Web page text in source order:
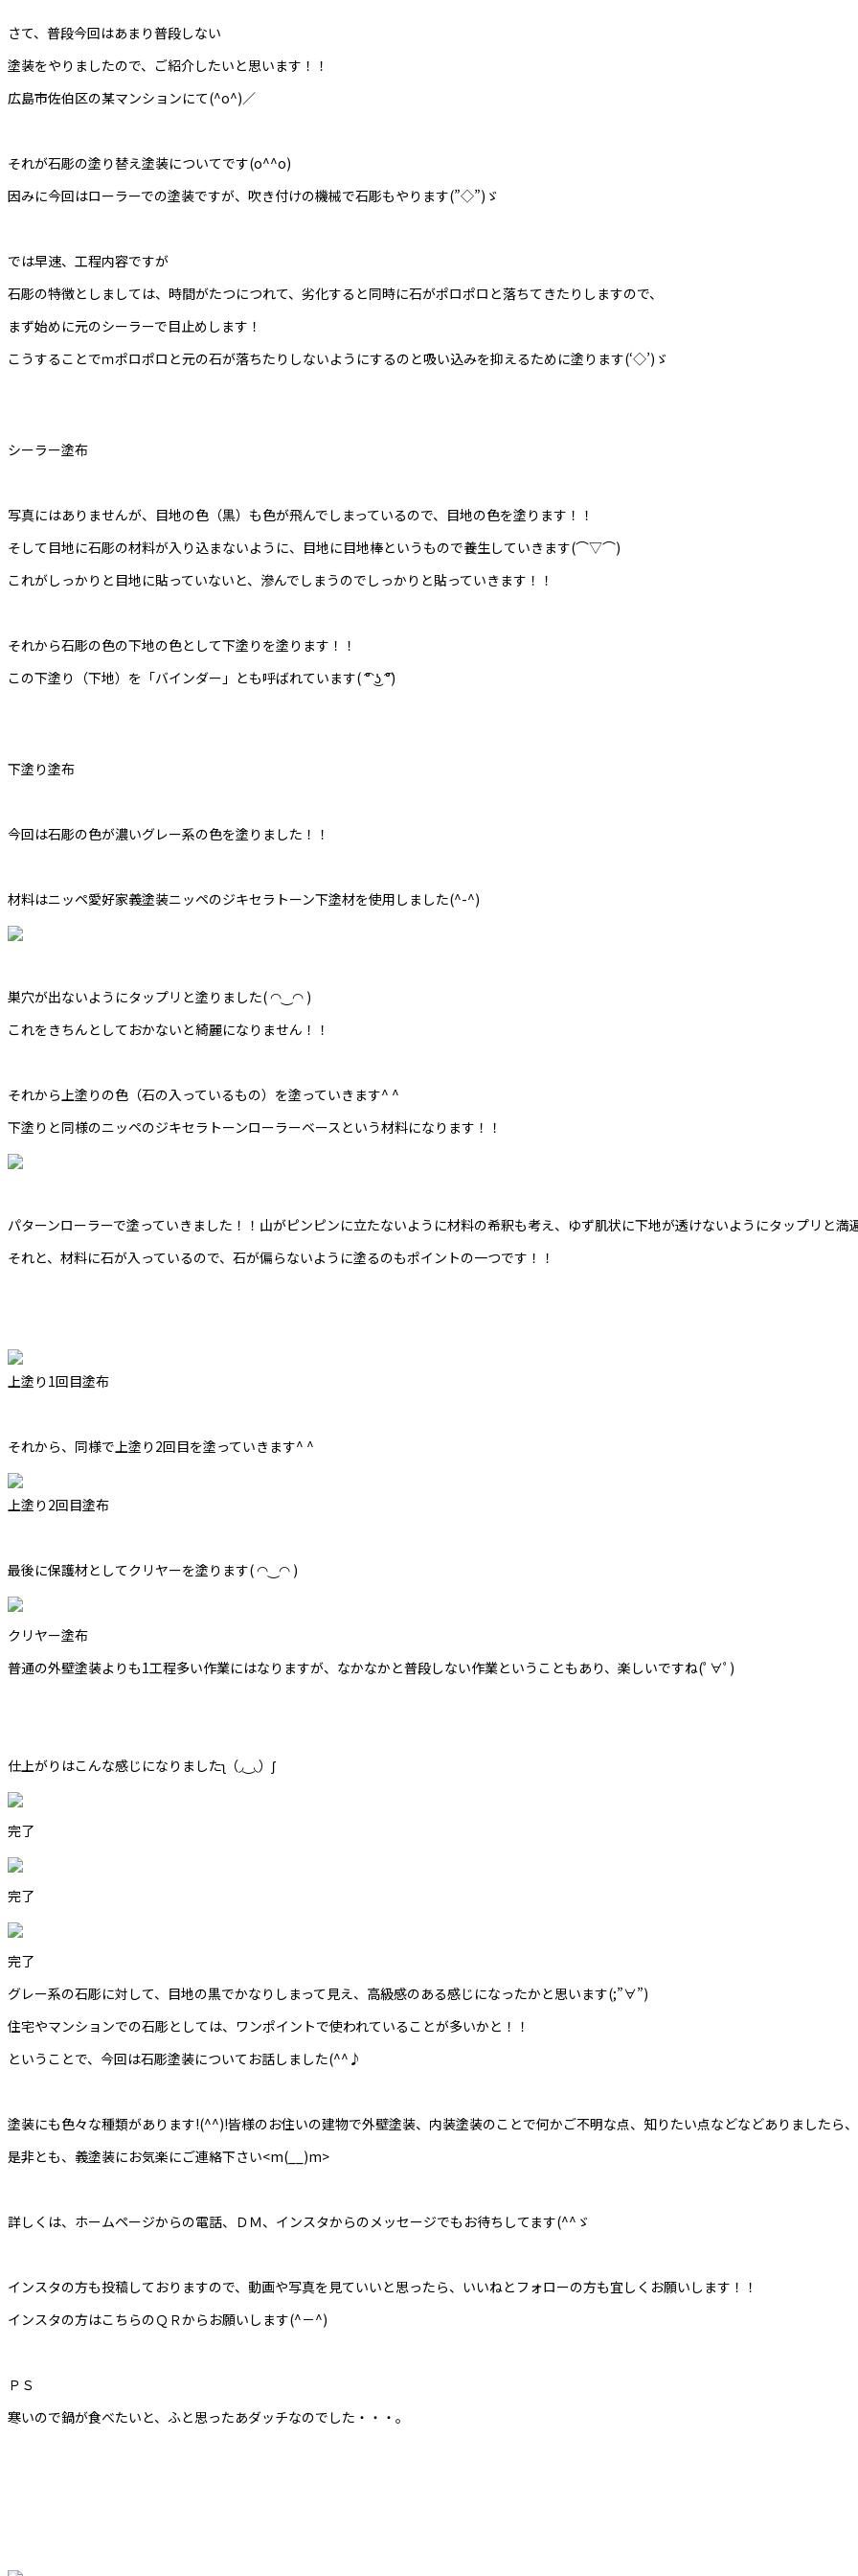
さて、普段今回はあまり普段しない
塗装をやりましたので、ご紹介したいと思います！！
広島市佐伯区の某マンションにて(^o^)／
それが石彫の塗り替え塗装についてです(o^^o)
因みに今回はローラーでの塗装ですが、吹き付けの機械で石彫もやります(”◇”)ゞ
では早速、工程内容ですが
石彫の特徴としましては、時間がたつにつれて、劣化すると同時に石がポロポロと落ちてきたりしますので、
まず始めに元のシーラーで目止めします！
こうすることでｍポロポロと元の石が落ちたりしないようにするのと吸い込みを抑えるために塗ります(‘◇’)ゞ
シーラー塗布
写真にはありませんが、目地の色（黒）も色が飛んでしまっているので、目地の色を塗ります！！
そして目地に石彫の材料が入り込まないように、目地に目地棒というもので養生していきます(⌒▽⌒)
これがしっかりと目地に貼っていないと、滲んでしまうのでしっかりと貼っていきます！！
それから石彫の色の下地の色として下塗りを塗ります！！
この下塗り（下地）を「バインダー」とも呼ばれています( ͡° ͜ʖ ͡°)
下塗り塗布
今回は石彫の色が濃いグレー系の色を塗りました！！
材料はニッペ愛好家義塗装ニッペのジキセラトーン下塗材を使用しました(^-^)
巣穴が出ないようにタップリと塗りました( ◠‿◠ )
これをきちんとしておかないと綺麗になりません！！
それから上塗りの色（石の入っているもの）を塗っていきます^ ^
下塗りと同様のニッペのジキセラトーンローラーベースという材料になります！！
パターンローラーで塗っていきました！！山がピンピンに立たないように材料の希釈も考え、ゆず肌状に下地が透けないようにタップリと満
それと、材料に石が入っているので、石が偏らないように塗るのもポイントの一つです！！
上塗り1回目塗布
それから、同様で上塗り2回目を塗っていきます^ ^
上塗り2回目塗布
最後に保護材としてクリヤーを塗ります( ◠‿◠ )
クリヤー塗布
普通の外壁塗装よりも1工程多い作業にはなりますが、なかなかと普段しない作業ということもあり、楽しいですね(ﾟ∀ﾟ)
仕上がりはこんな感じになりましたʅ（◞‿◟）ʃ
完了
完了
完了
グレー系の石彫に対して、目地の黒でかなりしまって見え、高級感のある感じになったかと思います(;”∀”)
住宅やマンションでの石彫としては、ワンポイントで使われていることが多いかと！！
ということで、今回は石彫塗装についてお話しました(^^♪
塗装にも色々な種類があります!(^^)!皆様のお住いの建物で外壁塗装、内装塗装のことで何かご不明な点、知りたい点などなどありましたら、
是非とも、義塗装にお気楽にご連絡下さい<m(__)m>
詳しくは、ホームページからの電話、ＤＭ、インスタからのメッセージでもお待ちしてます(^^ゞ
インスタの方も投稿しておりますので、動画や写真を見ていいと思ったら、いいねとフォローの方も宜しくお願いします！！
インスタの方はこちらのＱＲからお願いします(^－^)
ＰＳ
寒いので鍋が食べたいと、ふと思ったあダッチなのでした・・・。